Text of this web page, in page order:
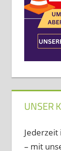
UNSER
– mit